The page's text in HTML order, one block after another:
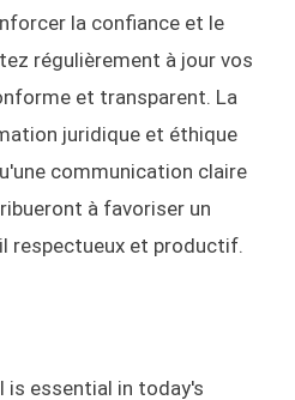
la confiance et le
régulièrement à jour vos
et transparent. La
juridique et éthique
communication claire
à favoriser un
respectueux et productif.
is essential in today's